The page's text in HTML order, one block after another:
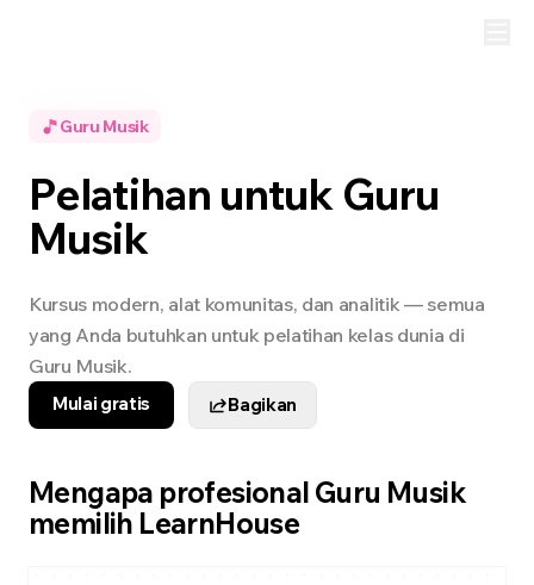
Guru Musik
Pelatihan untuk Guru
Musik
Kursus modern, alat komunitas, dan analitik — semua
yang Anda butuhkan untuk pelatihan kelas dunia di
Guru Musik.
Mulai gratis Bagikan
Mengapa profesional Guru Musik
memilih LearnHouse